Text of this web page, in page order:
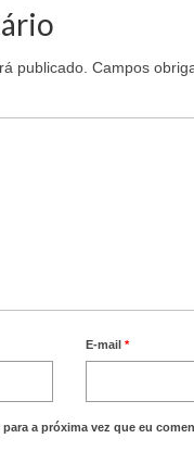
publicado. Campos
E-mail*
a próxima vez que eu